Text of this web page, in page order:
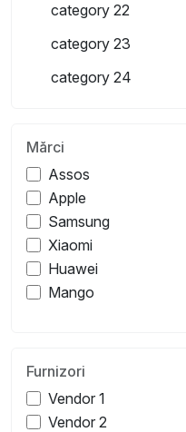
category 22
category 23
category 24
Mărci
Assos
Apple
Samsung
Xiaomi
Huawei
Mango
Furnizori
Vendor 1
Vendor 2